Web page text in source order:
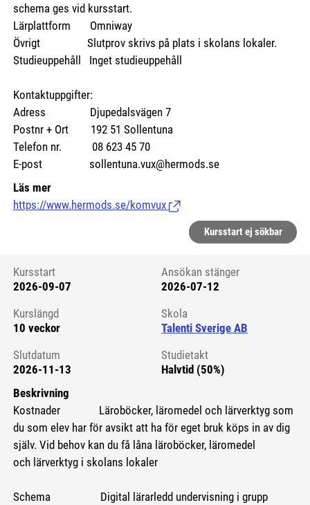
schema ges vid kursstart.
Lärplattform Omniway
Övrigt Slutprov skrivs på plats i skolans lokaler.
Studieuppehåll Inget studieuppehåll
Kontaktuppgifter:
Adress Djupedalsvägen 7
Postnr + Ort 192 51 Sollentuna
Telefon nr. 08 623 45 70
E-post sollentuna.vux@hermods.se
Läs mer
https://www.hermods.se/komvux (Länk till extern sida.)
Kursstart ej sökbar
Kursstart 6275179
Kursstart
2026-09-07
Ansökan stänger
2026-07-12
Kurslängd
10 veckor
Skola
Talenti Sverige AB
Slutdatum
2026-11-13
Studietakt
Halvtid (50%)
Beskrivning
Kostnader Läroböcker, läromedel och lärverktyg som
du som elev har för avsikt att ha för eget bruk köps in av dig
själv. Vid behov kan du få låna läroböcker, läromedel
och lärverktyg i skolans lokaler
Schema Digital lärarledd undervisning i grupp